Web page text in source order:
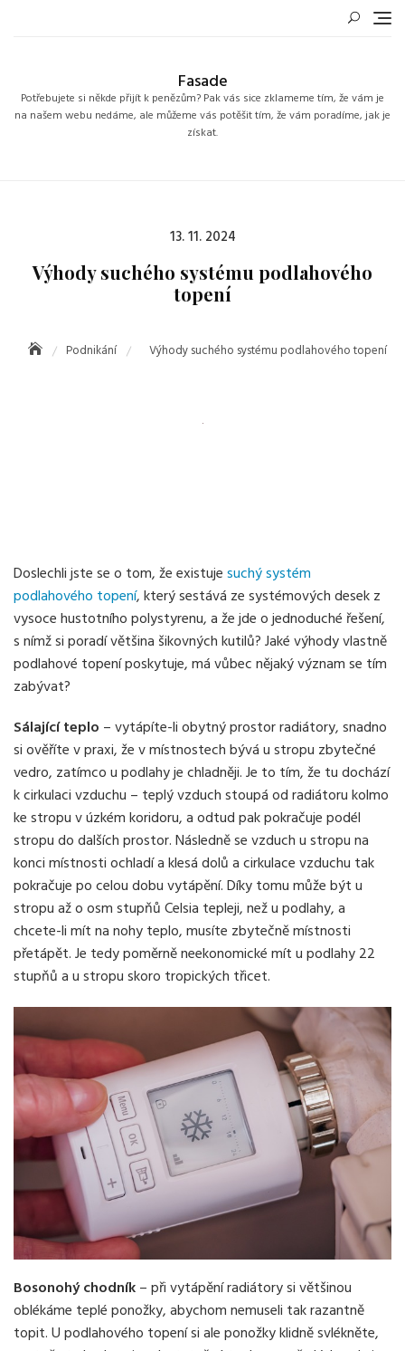
Fasade
Potřebujete si někde přijít k penězům? Pak vás sice zklameme tím, že vám je
na našem webu nedáme, ale můžeme vás potěšit tím, že vám poradíme, jak je
získat.
Posted
13. 11. 2024
Výhody suchého systému podlahového
topení
Podnikání Výhody suchého systému podlahového topení
Doslechli jste se o tom, že existujesuchý systém
podlahového topení, který sestává ze systémových desek z
vysoce hustotního polystyrenu, a že jde o jednoduché řešení,
s nímž si poradí většina šikovných kutilů? Jaké výhody vlastně
podlahové topení poskytuje, má vůbec nějaký význam se tím
zabývat?
Sálající teplo – vytápíte-li obytný prostor radiátory, snadno
si ověříte v praxi, že v místnostech bývá u stropu zbytečné
vedro, zatímco u podlahy je chladněji. Je to tím, že tu dochází
k cirkulaci vzduchu – teplý vzduch stoupá od radiátoru kolmo
ke stropu v úzkém koridoru, a odtud pak pokračuje podél
stropu do dalších prostor. Následně se vzduch u stropu na
konci místnosti ochladí a klesá dolů a cirkulace vzduchu tak
pokračuje po celou dobu vytápění. Díky tomu může být u
stropu až o osm stupňů Celsia tepleji, než u podlahy, a
chcete-li mít na nohy teplo, musíte zbytečně místnosti
přetápět. Je tedy poměrně neekonomické mít u podlahy 22
stupňů a u stropu skoro tropických třicet.
Bosonohý chodník– při vytápění radiátory si většinou
oblékáme teplé ponožky, abychom nemuseli tak razantně
topit. U podlahového topení si ale ponožky klidně svlékněte,